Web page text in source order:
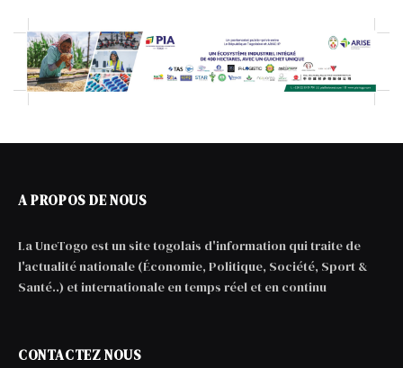
A PROPOS DE NOUS
La UneTogo est un site togolais d'information qui traite de
l'actualité nationale (Économie, Politique, Société, Sport &
Santé..) et internationale en temps réel et en continu
CONTACTEZ NOUS